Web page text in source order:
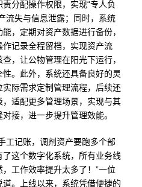
分配操作权限，实现“专人负
流失与信息泄露；同时，系统
，定期对资产数据进行备份，
记录全程留档，实现资产流
，让公物管理在阳光下运行，
。此外，系统还具备良好的灵
际需求定制管理流程，后续还
适配更多管理场景，实现与其
接，进一步提升管理效能。
工记账，调剂资产要跑多个部
这个数字化系统，所有业务线
，工作效率提升太多了！”一位
。上线以来，系统凭借便捷的